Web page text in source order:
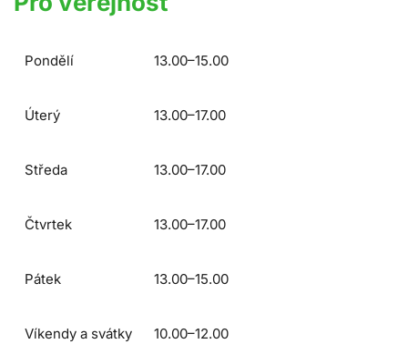
Pondělí 13.00–15.00
Úterý 13.00–17.00
Středa 13.00–17.00
Čtvrtek 13.00–17.00
Pátek 13.00–15.00
Víkendy a svátky 10.00–12.00